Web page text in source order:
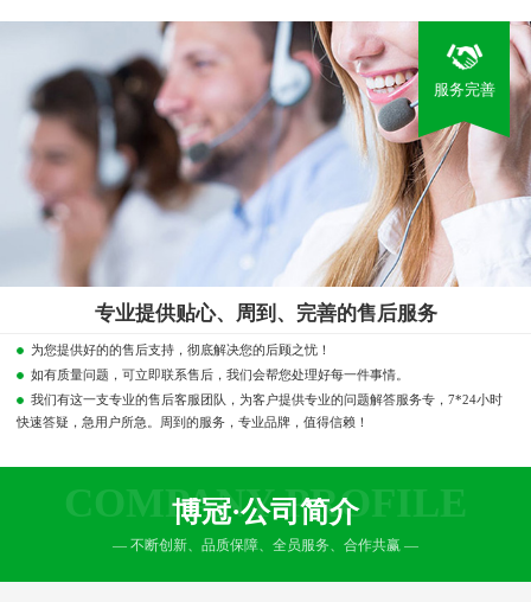
服务完善
专业提供贴心、周到、完善的售后服务
为您提供好的的售后支持，彻底解决您的后顾之忧！
如有质量问题，可立即联系售后，我们会帮您处理好每一件事情。
我们有这一支专业的售后客服团队，为客户提供专业的问题解答服务专，7*24小时
快速答疑，急用户所急。周到的服务，专业品牌，值得信赖！
COMPANY PROFILE
博冠·公司简介
— 不断创新、品质保障、全员服务、合作共赢 —